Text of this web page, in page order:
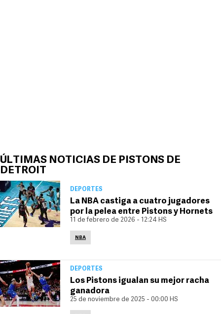
ÚLTIMAS NOTICIAS DE PISTONS DE
DETROIT
DEPORTES
La NBA castiga a cuatro jugadores
por la pelea entre Pistons y Hornets
11 de febrero de 2026 - 12:24 HS
NBA
DEPORTES
Los Pistons igualan su mejor racha
ganadora
25 de noviembre de 2025 - 00:00 HS